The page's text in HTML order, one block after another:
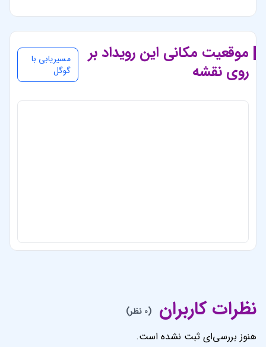
موقعیت مکانی این رویداد بر
روی نقشه
مسیریابی با
گوگل
نظرات کاربران (0 نظر)
هنوز بررسی‌ای ثبت نشده است.